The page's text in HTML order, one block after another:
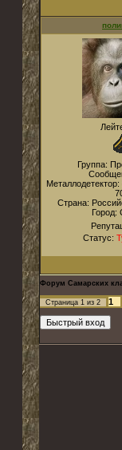
Группа:
Металлодетектор:
Страна:
Город:
Статус:
Форум Самарских
Страница 1 из 2 1